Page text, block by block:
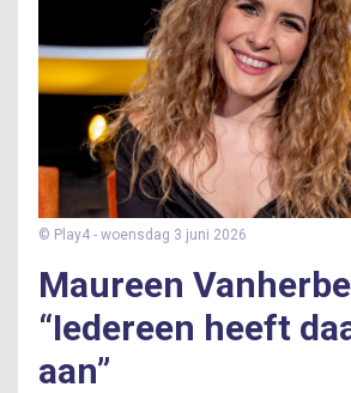
© Play4 - woensdag 3 juni 2026
Maureen
“Iedereen heeft
aan”